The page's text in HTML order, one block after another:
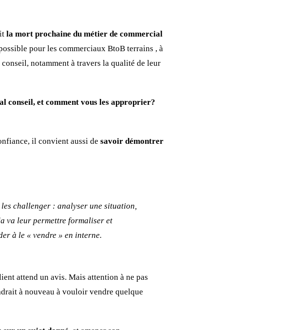
la mort prochaine du métier de commercial
pour les commerciaux BtoB terrains , à
notamment à travers la qualité de leur
conseil, et comment vous les approprier?
il convient aussi de savoir démontrer
challenger : analyser une situation,
va leur permettre formaliser et
à le « vendre » en interne.
attend un avis. Mais attention à ne pas
à nouveau à vouloir vendre quelque